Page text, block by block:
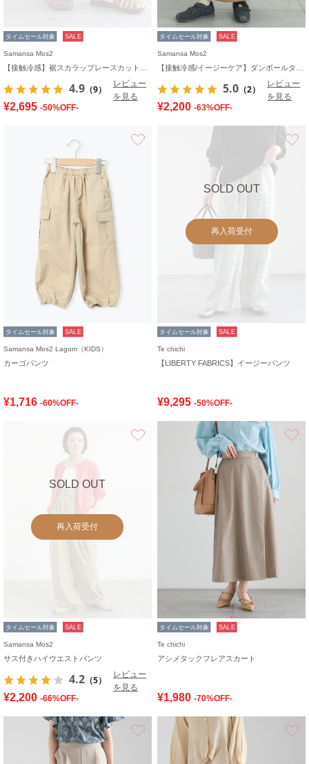
タイムセール対象 SALE
Samansa Mos2
4.9 （9）
レビュー
を見る
¥2,695 -50%OFF-
タイムセール対象 SALE
Samansa Mos2
5.0 （2）
レビュー
を見る
¥2,200 -63%OFF-
タイムセール対象 SALE
Samansa Mos2 Lagom（KIDS）
カーゴパンツ
¥1,716 -60%OFF-
SOLD OUT
再入荷受付
タイムセール対象 SALE
Te chichi
【LIBERTY FABRICS】イージーパンツ
¥9,295 -50%OFF-
SOLD OUT
再入荷受付
タイムセール対象 SALE
Samansa Mos2
サス付きハイウエストパンツ
4.2 （5）
レビュー
を見る
¥2,200 -66%OFF-
タイムセール対象 SALE
Te chichi
アシメタックフレアスカート
¥1,980 -70%OFF-
お気に入り